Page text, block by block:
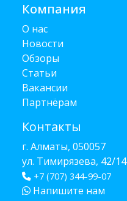
Компания
О нас
Новости
Обзоры
Статьи
Вакансии
Партнёрам
Контакты
г. Алматы, 050057
ул. Тимирязева, 42/14
+7 (707) 344-99-07
Напишите нам